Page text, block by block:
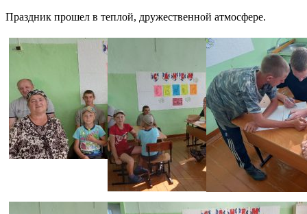
Праздник прошел в теплой, дружественной атмосфере.